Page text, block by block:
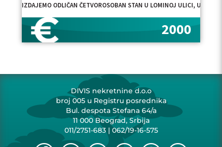
IZDAJEMO ODLIČAN ČETVOROSOBAN STAN U LOMINOJ ULICI, U
2000
DIVIS nekretnine d.o.o
broj 005 u Registru posrednika
Bul. despota Stefana 64/a
11 000 Beograd, Srbija
011/2751-683| 062/19-16-575